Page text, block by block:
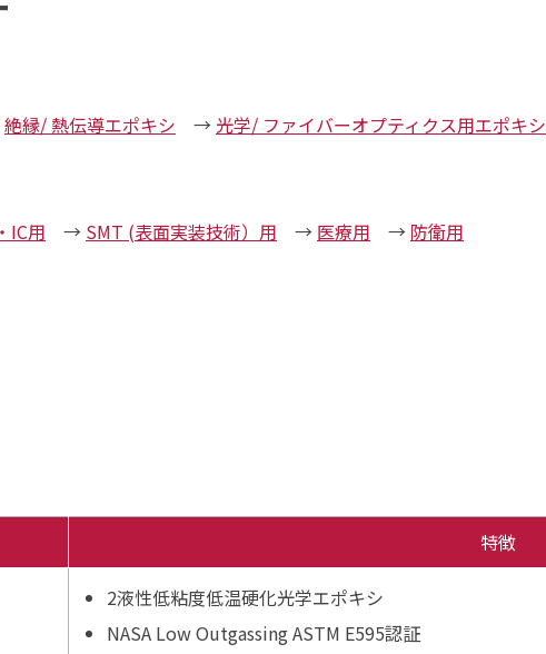
絶縁/ 熱伝導エポキシ → 光学/ ファイバーオプティクス用エポキシ
IC用 → SMT (表面実装技術）用 → 医療用 → 防衛用
特徴
2液性低粘度低温硬化光学エポキシ
NASA Low Outgassing ASTM E595認証